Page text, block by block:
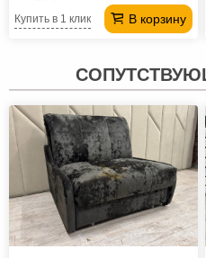
В корзину
Купить в 1 клик